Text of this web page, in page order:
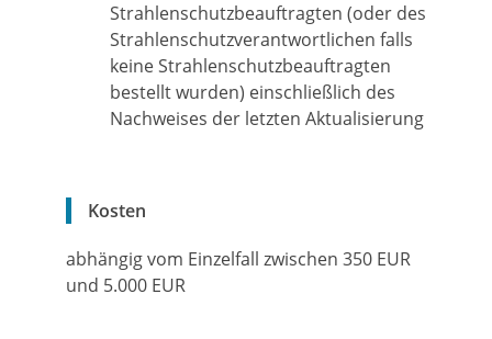
Strahlenschutzbeauftragten (oder des
Strahlenschutzverantwortlichen falls
keine Strahlenschutzbeauftragten
bestellt wurden) einschließlich des
Nachweises der letzten Aktualisierung
Kosten
abhängig vom Einzelfall zwischen 350 EUR
und 5.000 EUR